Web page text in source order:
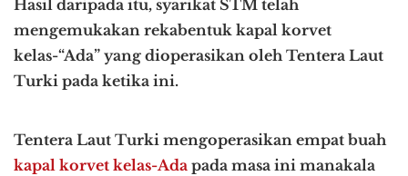
Hasil daripada itu, syarikat STM telah
mengemukakan rekabentuk kapal korvet
kelas-“Ada” yang dioperasikan oleh Tentera Laut
Turki pada ketika ini.
Tentera Laut Turki mengoperasikan empat buah
kapal korvet kelas-Ada pada masa ini manakala